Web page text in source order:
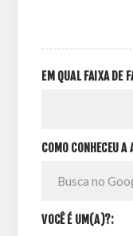
EM QUAL FAIXA DE
COMO CONHECEU
VOCÊ É UM(A)?: